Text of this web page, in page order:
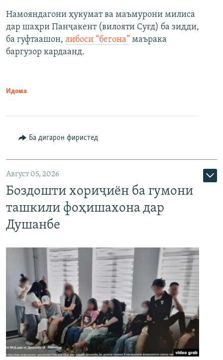
Намояндагони ҳукумат ва маъмурони милиса
дар шаҳри Панҷакент (вилояти Суғд) ба зидди,
ба гуфтаашон, либоси “бегона” маърака
баргузор кардаанд.
Идома
Ба дигарон фиристед
Август 05, 2026
Боздошти хориҷиён ба гумони
ташкили фоҳишахона дар
Душанбе